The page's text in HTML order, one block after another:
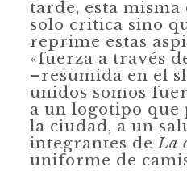
tarde, esta
solo critica sino
reprime estas
«fuerza a través
–resumida en el
unidos somos
a un logotipo
la ciudad, a un
inte­grantes deLa
uniforme de